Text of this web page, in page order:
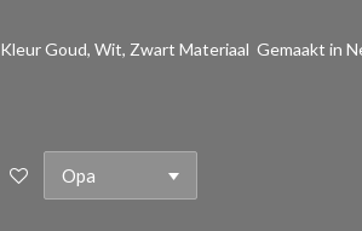
Kleur Goud, Wit, Zwart Materiaal Gemaakt in